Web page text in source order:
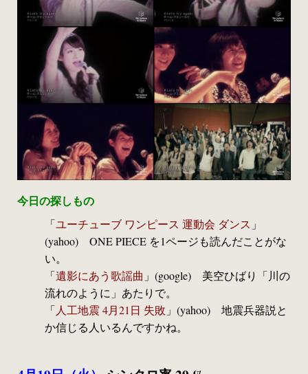
今日の探しもの
「ユーチューブ ワンピース 運動会 ダンス 」
(yahoo) ONE PIECE を1ページも読んだことがな
い。
「遺影にあう歌謡曲 」(google) 美空ひばり「川の
流れのように」あたりで。
「人工地震 4月21日 失敗 」(yahoo) 地震兵器説と
か信じる人いるんですかね。